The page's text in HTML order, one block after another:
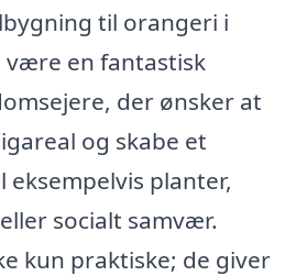
til orangeri i
en fantastisk
der ønsker at
og skabe et
planter,
socialt samvær.
kun praktiske; de giver